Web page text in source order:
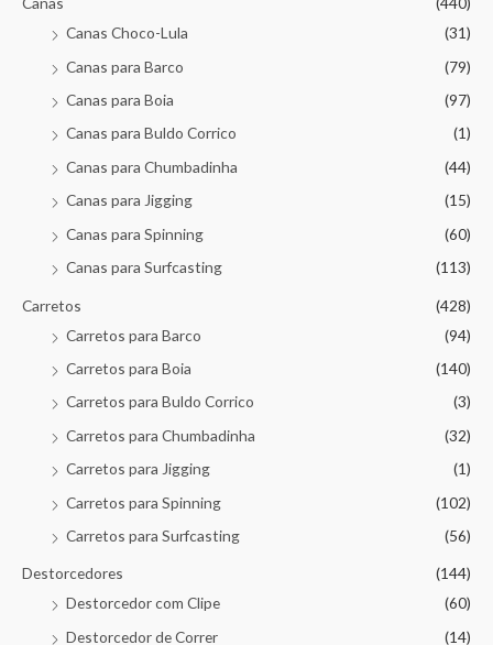
Canas Choco-Lula
(31)
Canas para Barco
(79)
Canas para Boia
(97)
Canas para Buldo Corrico
(1)
Canas para Chumbadinha
(44)
Canas para Jigging
(15)
Canas para Spinning
(60)
Canas para Surfcasting
(113)
Carretos
(428)
Carretos para Barco
(94)
Carretos para Boia
(140)
Carretos para Buldo Corrico
(3)
Carretos para Chumbadinha
(32)
Carretos para Jigging
(1)
Carretos para Spinning
(102)
Carretos para Surfcasting
(56)
Destorcedores
(144)
Destorcedor com Clipe
(60)
Destorcedor de Correr
(14)